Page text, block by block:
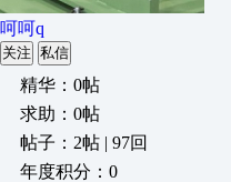
呵呵q
关注 私信
精华：0帖
求助：0帖
帖子：2帖 | 97回
年度积分：0